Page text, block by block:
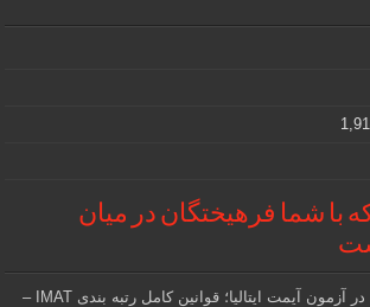
با شما فرهیختگان در میان
نحوه رتبه بندی داوطلبان در آزمون آیمت ایتالیا؛ قوانین کامل رتبه بندی IMAT –